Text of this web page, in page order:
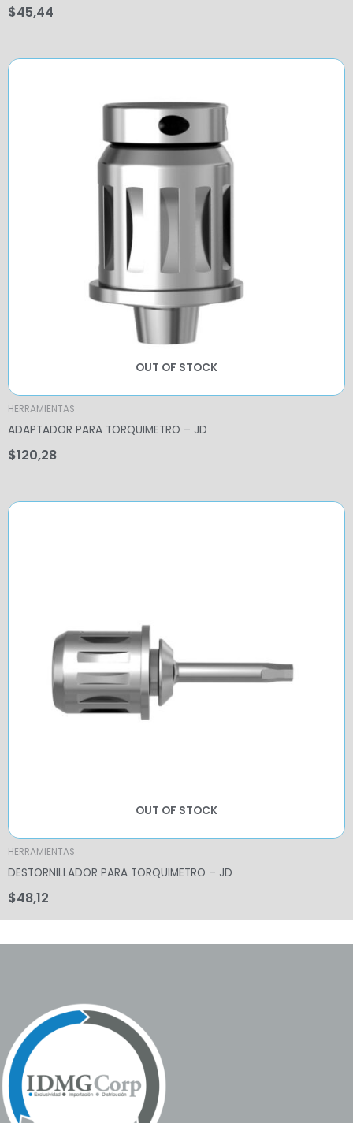
$45,44
OUT OF STOCK
HERRAMIENTAS
ADAPTADOR PARA TORQUIMETRO – JD
$120,28
OUT OF STOCK
HERRAMIENTAS
DESTORNILLADOR PARA TORQUIMETRO – JD
$48,12